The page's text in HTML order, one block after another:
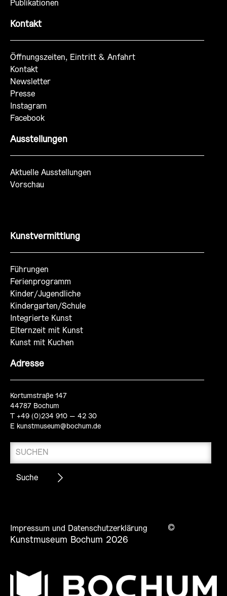
Publikationen
Kontakt
Öffnungszeiten, Eintritt & Anfahrt
Kontakt
Newsletter
Presse
Instagram
Facebook
Ausstellungen
Aktuelle Ausstellungen
Vorschau
Kunstvermittlung
Führungen
Ferienprogramm
Kinder/Jugendliche
Kindergarten/Schule
Integrierte Kunst
Elternzeit mit Kunst
Kunst mit Kuchen
Adresse
Kortumstraße 147
44787 Bochum
T +49 (0)234 910 – 42 30
E kunstmuseum@bochum.de
Impressum und Datenschutzerklärung
©
Kunstmuseum Bochum 2026